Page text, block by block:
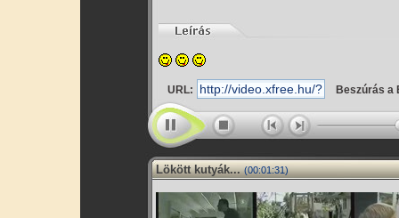
URL: Beszúrás a
Lökött kutyák... (00:01:31)